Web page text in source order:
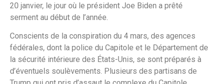
20 janvier, le jour où le président Joe Biden a prêté
serment au début de l’année.
Conscients de la conspiration du 4 mars, des agences
fédérales, dont la police du Capitole et le Département de
la sécurité intérieure des États-Unis, se sont préparés à
d’éventuels soulèvements. Plusieurs des partisans de